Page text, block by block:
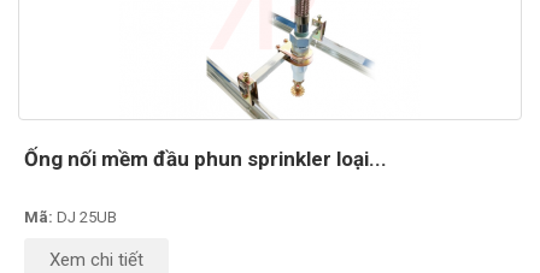
Ống nối mềm đầu phun sprinkler loại...
Mã: DJ 25UB
Xem chi tiết